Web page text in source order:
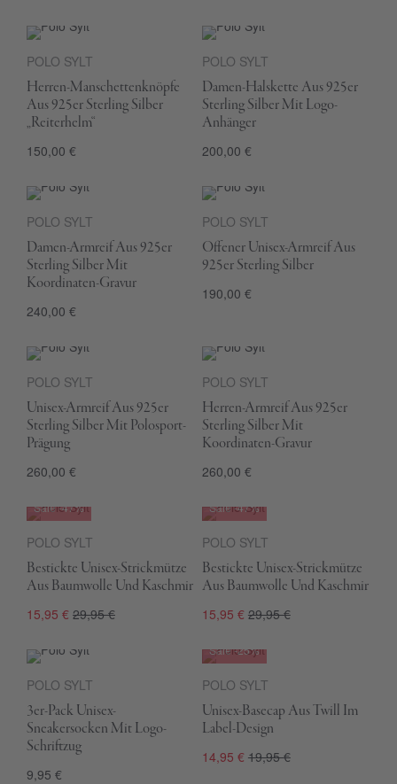
POLO SYLT
Herren-Manschettenknöpfe
Aus 925er Sterling Silber
„Reiterhelm“
150,00 €
POLO SYLT
Damen-Halskette Aus 925er
Sterling Silber Mit Logo-
Anhänger
200,00 €
POLO SYLT
Damen-Armreif Aus 925er
Sterling Silber Mit
Koordinaten-Gravur
240,00 €
POLO SYLT
Offener Unisex-Armreif Aus
925er Sterling Silber
190,00 €
POLO SYLT
Unisex-Armreif Aus 925er
Sterling Silber Mit Polosport-
Prägung
260,00 €
POLO SYLT
Herren-Armreif Aus 925er
Sterling Silber Mit
Koordinaten-Gravur
260,00 €
Sale-47%
POLO SYLT
Bestickte Unisex-Strickmütze
Aus Baumwolle Und Kaschmir
15,95 € 29,95 €
Sale-47%
POLO SYLT
Bestickte Unisex-Strickmütze
Aus Baumwolle Und Kaschmir
15,95 € 29,95 €
POLO SYLT
3er-Pack Unisex-
Sneakersocken Mit Logo-
Schriftzug
9,95 €
Sale-25%
POLO SYLT
Unisex-Basecap Aus Twill Im
Label-Design
14,95 € 19,95 €